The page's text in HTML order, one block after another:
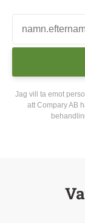
Jag vill ta emot
att Compary AB